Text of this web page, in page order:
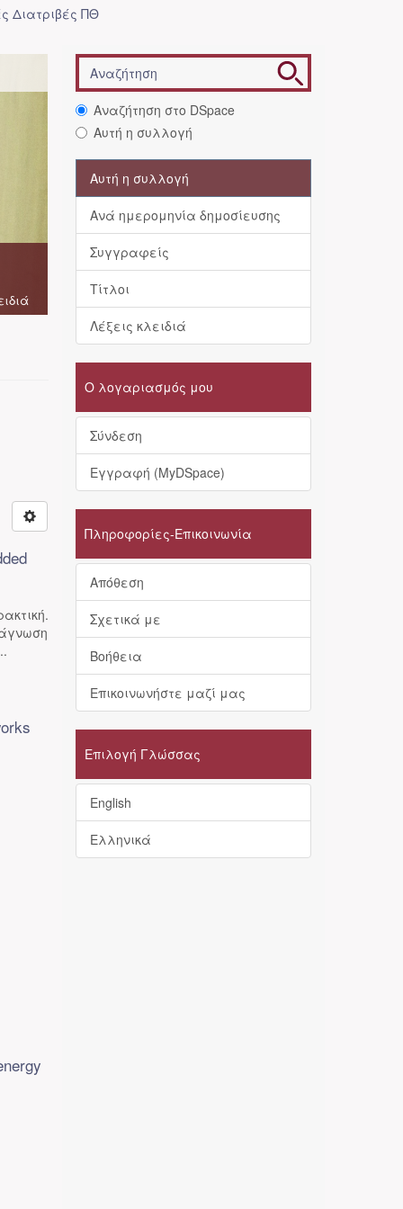
Διατριβές ΠΘ
Αναζήτηση στο DSpace
Αυτή η συλλογή
Αυτή η συλλογή
Ανά ημερομηνία δημοσίευσης
Συγγραφείς
Τίτλοι
Λέξεις κλειδιά
Ο λογαριασμός μου
Σύνδεση
Εγγραφή (MyDSpace)
Πληροφορίες-Επικοινωνία
Απόθεση
Σχετικά με
Βοήθεια
Επικοινωνήστε μαζί μας
Επιλογή Γλώσσας
English
Ελληνικά